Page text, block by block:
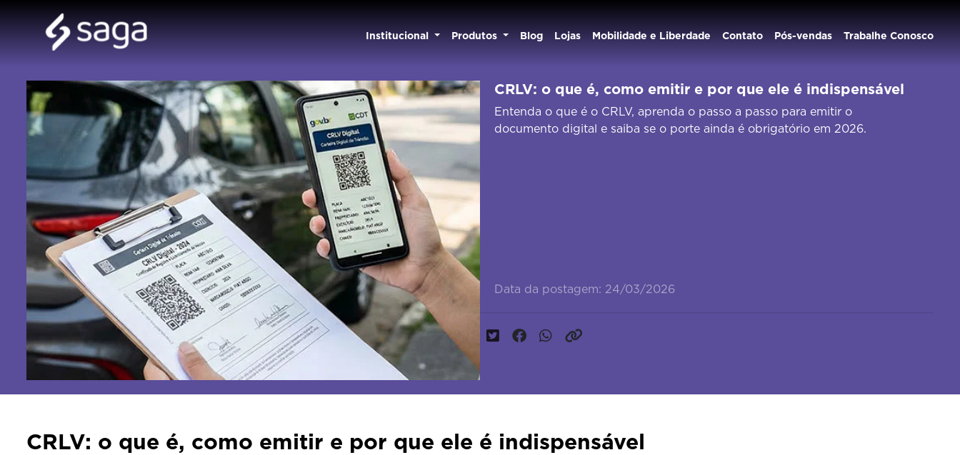
Institucional Produtos Blog Lojas Mobilidade e Liberdade Contato Pós-vendas Trabalhe Conosco
CRLV: o que é, como emitir e por que ele é indispensável
Entenda o que é o CRLV, aprenda o passo a passo para emitir o
documento digital e saiba se o porte ainda é obrigatório em 2026.
Data da postagem: 24/03/2026
CRLV: o que é, como emitir e por que ele é indispensável